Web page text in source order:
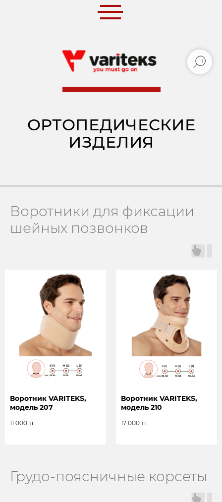
ОРТОПЕДИЧЕСКИЕ
Воротники для фиксации
шейных позвонков
Воротник VARITEKS,
модель 207
11 000 тг.
Воротник VARITEKS,
модель 210
17 000 тг.
Грудо-поясничные корсеты